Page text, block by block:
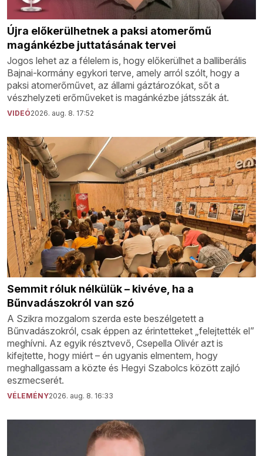
Újra előkerülhetnek a paksi atomerőmű
magánkézbe juttatásának tervei
Jogos lehet az a félelem is, hogy előkerülhet a balliberális
Bajnai-kormány egykori terve, amely arról szólt, hogy a
paksi atomerőművet, az állami gáztározókat, sőt a
vészhelyzeti erőműveket is magánkézbe játsszák át.
VIDEÓ2026. aug. 8. 17:52
Semmit róluk nélkülük – kivéve, ha a
Bűnvadászokról van szó
A Szikra mozgalom szerda este beszélgetett a
Bűnvadászokról, csak éppen az érintetteket „felejtették el”
meghívni. Az egyik résztvevő, Csepella Olivér azt is
kifejtette, hogy miért – én ugyanis elmentem, hogy
meghallgassam a közte és Hegyi Szabolcs között zajló
eszmecserét.
VÉLEMÉNY2026. aug. 8. 16:33